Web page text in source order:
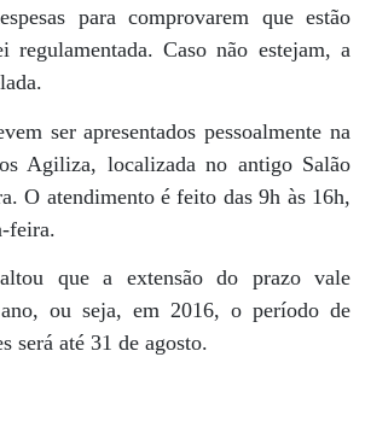
para comprovarem que estão
regulamentada. Caso não estejam, a
ser apresentados pessoalmente na
Agiliza, localizada no antigo Salão
O atendimento é feito das 9h às 16h,
feira.
que a extensão do prazo vale
ano, ou seja, em 2016, o período de
será até 31 de agosto.